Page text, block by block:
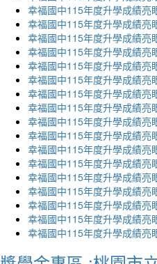
幸福國中115年度升學成績亮
幸福國中115年度升學成績亮
幸福國中115年度升學成績亮
幸福國中115年度升學成績亮
幸福國中115年度升學成績亮
幸福國中115年度升學成績亮
幸福國中115年度升學成績亮
幸福國中115年度升學成績亮
幸福國中115年度升學成績亮
幸福國中115年度升學成績亮
幸福國中115年度升學成績亮
幸福國中115年度升學成績亮
幸福國中115年度升學成績亮
幸福國中115年度升學成績亮
幸福國中115年度升學成績亮
幸福國中115年度升學成績亮
幸福國中115年度升學成績亮